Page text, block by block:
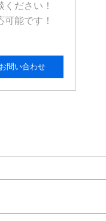
ださい！
能です！
お問い合わせ